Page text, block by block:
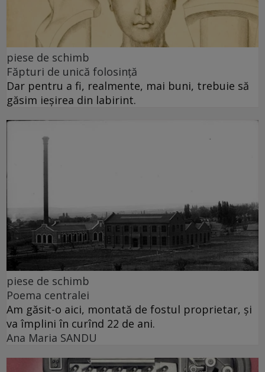
piese de schimb
Făpturi de unică folosință
Dar pentru a fi, realmente, mai buni, trebuie să
găsim ieșirea din labirint.
piese de schimb
Poema centralei
Am găsit-o aici, montată de fostul proprietar, și
va împlini în curînd 22 de ani.
Ana Maria SANDU